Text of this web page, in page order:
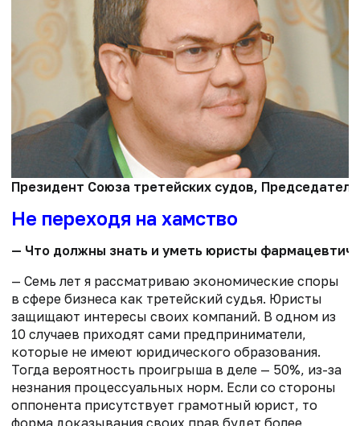
Президент Союза третейских судов,
Не переходя на хамство
— Что должны знать и уметь юристы
— Семь лет я рассматриваю экономические споры
в сфере бизнеса как третейский судья. Юристы
защищают интересы своих компаний. В одном из
10 случаев приходят сами предприниматели,
которые не имеют юридического образования.
Тогда вероятность проигрыша в деле — 50%, из-за
незнания процессуальных норм. Если со стороны
оппонента присутствует грамотный юрист, то
форма доказывания своих прав будет более